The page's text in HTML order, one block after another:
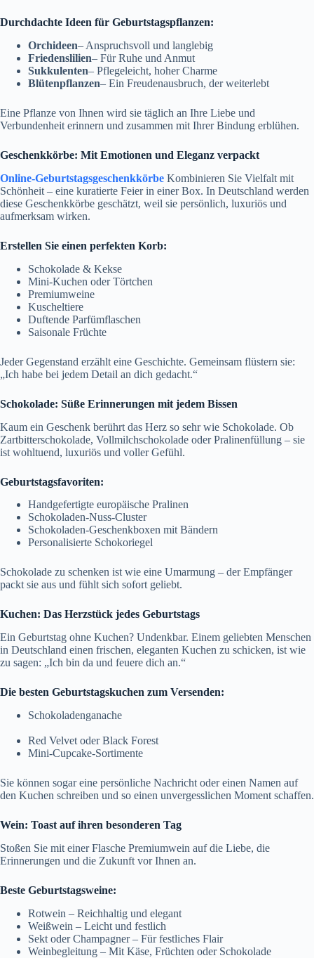
Durchdachte Ideen für Geburtstagspflanzen:
Orchideen– Anspruchsvoll und langlebig
Friedenslilien– Für Ruhe und Anmut
Sukkulenten– Pflegeleicht, hoher Charme
Blütenpflanzen– Ein Freudenausbruch, der weiterlebt
Eine Pflanze von Ihnen wird sie täglich an Ihre Liebe und
Verbundenheit erinnern und zusammen mit Ihrer Bindung erblühen.
Geschenkkörbe: Mit Emotionen und Eleganz verpackt
Online-Geburtstagsgeschenkkörbe Kombinieren Sie Vielfalt mit
Schönheit – eine kuratierte Feier in einer Box. In Deutschland werden
diese Geschenkkörbe geschätzt, weil sie persönlich, luxuriös und
aufmerksam wirken.
Erstellen Sie einen perfekten Korb:
Schokolade & Kekse
Mini-Kuchen oder Törtchen
Premiumweine
Kuscheltiere
Duftende Parfümflaschen
Saisonale Früchte
Jeder Gegenstand erzählt eine Geschichte. Gemeinsam flüstern sie:
„Ich habe bei jedem Detail an dich gedacht.“
Schokolade: Süße Erinnerungen mit jedem Bissen
Kaum ein Geschenk berührt das Herz so sehr wie Schokolade. Ob
Zartbitterschokolade, Vollmilchschokolade oder Pralinenfüllung – sie
ist wohltuend, luxuriös und voller Gefühl.
Geburtstagsfavoriten:
Handgefertigte europäische Pralinen
Schokoladen-Nuss-Cluster
Schokoladen-Geschenkboxen mit Bändern
Personalisierte Schokoriegel
Schokolade zu schenken ist wie eine Umarmung – der Empfänger
packt sie aus und fühlt sich sofort geliebt.
Kuchen: Das Herzstück jedes Geburtstags
Ein Geburtstag ohne Kuchen? Undenkbar. Einem geliebten Menschen
in Deutschland einen frischen, eleganten Kuchen zu schicken, ist wie
zu sagen: „Ich bin da und feuere dich an.“
Die besten Geburtstagskuchen zum Versenden:
Schokoladenganache
Red Velvet oder Black Forest
Mini-Cupcake-Sortimente
Sie können sogar eine persönliche Nachricht oder einen Namen auf
den Kuchen schreiben und so einen unvergesslichen Moment schaffen.
Wein: Toast auf ihren besonderen Tag
Stoßen Sie mit einer Flasche Premiumwein auf die Liebe, die
Erinnerungen und die Zukunft vor Ihnen an.
Beste Geburtstagsweine:
Rotwein – Reichhaltig und elegant
Weißwein – Leicht und festlich
Sekt oder Champagner – Für festliches Flair
Weinbegleitung – Mit Käse, Früchten oder Schokolade